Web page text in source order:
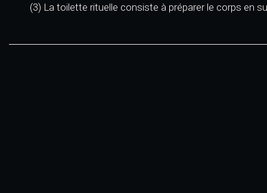
(3) La toilette rituelle consiste à préparer le corps en